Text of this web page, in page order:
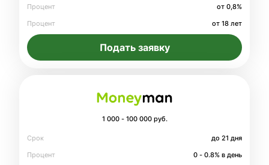
Процент
от 0,8%
Процент
от 18 лет
Подать заявку
1 000 - 100 000 руб.
Срок
до 21 дня
Процент
0 - 0.8% в день